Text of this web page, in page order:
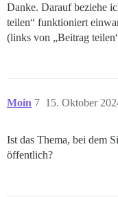
Danke. Darauf beziehe
teilen“ funktioniert
(links von „Beitrag
Moin 15. Oktober
7
Ist das Thema, bei dem
öffentlich?